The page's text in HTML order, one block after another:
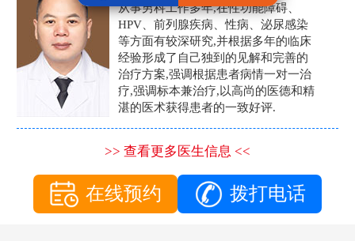
从事男科工作多年,在性功能障碍、
HPV、前列腺疾病、性病、泌尿感染
等方面有较深研究,并根据多年的临床
经验形成了自己独到的见解和完善的
治疗方案,强调根据患者病情一对一治
疗,强调标本兼治疗,以高尚的医德和精
湛的医术获得患者的一致好评.
>> 查看更多医生信息 <<
在线预约 拨打电话